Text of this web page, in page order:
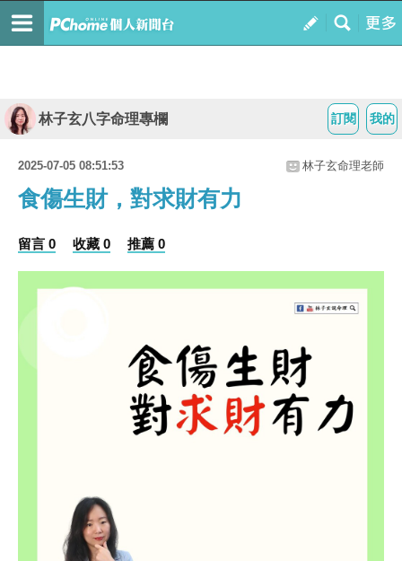
我的
訂閱
林子玄八字命理專欄
2025-07-05 08:51:53 林子玄命理老師
食傷生財，對求財有力
留言 0 收藏 0 推薦 0